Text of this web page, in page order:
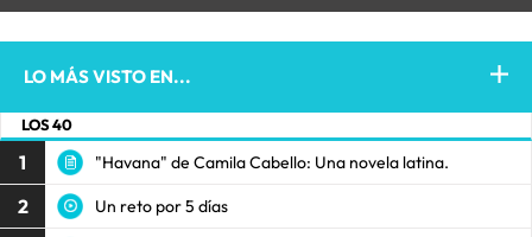
LO MÁS VISTO EN...
LOS 40
1 "Havana" de Camila Cabello: Una novela latina.
2 Un reto por 5 días